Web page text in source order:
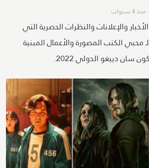
·منذ 4 سنوات
والإعلانات والنظرات الحصرية التي
محبي الكتب المصورة والأعمال المبنية